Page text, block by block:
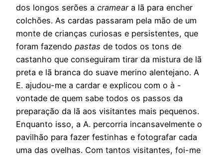
dos longos serões a crameara lã para encher
colchões. As cardas passaram pela mão de um
monte de crianças curiosas e persistentes, que
foram fazendo pastas de todos os tons de
castanho que conseguiram tirar da mistura de lã
preta e lã branca do suave merino alentejano. A
E. ajudou-me a cardar e explicou com o à -
vontade de quem sabe todos os passos da
preparação da lã aos visitantes mais pequenos.
Enquanto isso, a A. percorria incansavelmente o
pavilhão para fazer festinhas e fotografar cada
uma das ovelhas. Com tantos visitantes, foi-me